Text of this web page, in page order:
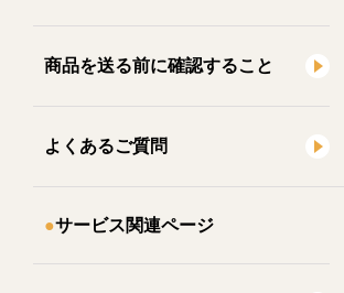
商品を送る前に確認すること
よくあるご質問
サービス関連ページ